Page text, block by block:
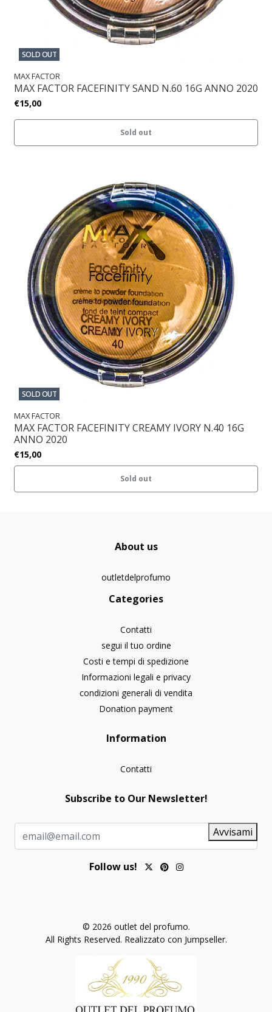
SOLD OUT
MAX FACTOR
MAX FACTOR FACEFINITY SAND N.60 16G ANNO 2020
€15,00
Sold out
SOLD OUT
MAX FACTOR
MAX FACTOR FACEFINITY CREAMY IVORY N.40 16G
ANNO 2020
€15,00
Sold out
About us
outletdelprofumo
Categories
Contatti
segui il tuo ordine
Costi e tempi di spedizione
Informazioni legali e privacy
condizioni generali di vendita
Donation payment
Information
Contatti
Subscribe to Our Newsletter!
Avvisami
Follow us!
© 2026 outlet del profumo.
All Rights Reserved. Realizzato con Jumpseller.